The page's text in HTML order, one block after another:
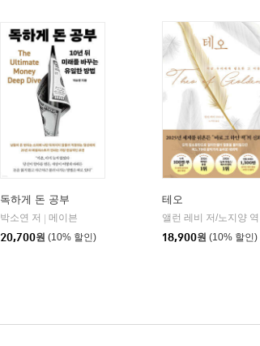
독하게 돈 공부
박소연 저
메이븐
20,700원 (10% 할인)
테오
앨런 레비 저/노지양 역
18,900원 (10% 할인)